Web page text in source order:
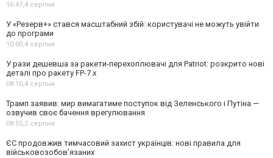
16:47,4 серпня
У «Резерв+» стався масштабний збій: користувачі не можуть увійти
до програми
10:00,4 серпня
У рази дешевша за ракети-перехоплювачі для Patriot: розкрито нові
деталі про ракету FP-7.x
08:10,4 серпня
Трамп заявив: мир вимагатиме поступок від Зеленського і Путіна —
озвучив своє бачення врегулювання
08:55,2 серпня
ЄС продовжив тимчасовий захист українців: нові правила для
військовозобов’язаних